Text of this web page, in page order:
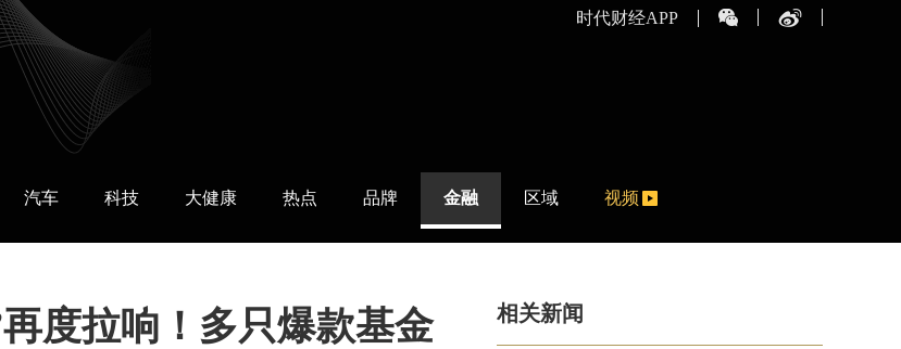
时代财经APP
汽车 科技 大健康 热点 品牌 金融 区域 视频
度拉响！多只爆款基金
相关新闻